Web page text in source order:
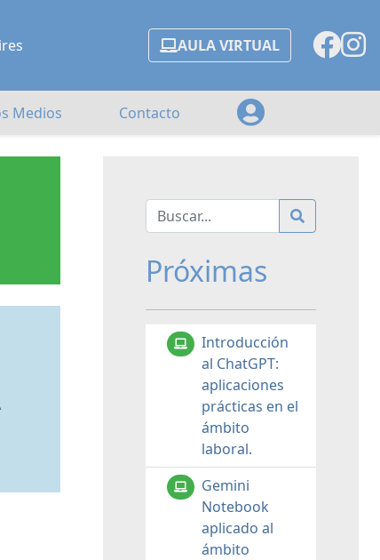
AULA VIRTUAL
Medios Contacto
Próximas
Introducción
al ChatGPT:
aplicaciones
prácticas en el
ámbito
laboral.
Gemini
Notebook
aplicado al
ámbito